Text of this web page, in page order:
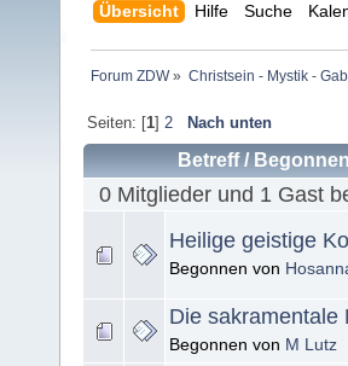
Übersicht Hilfe Suche
Forum ZDW» Christsein - Mystik -
Seiten: [1] 2 Nach unten
Betreff/
0 Mitglieder und 1 Gast
Heilige geistige
Begonnen von
Die sakramentale
Begonnen von M Lutz